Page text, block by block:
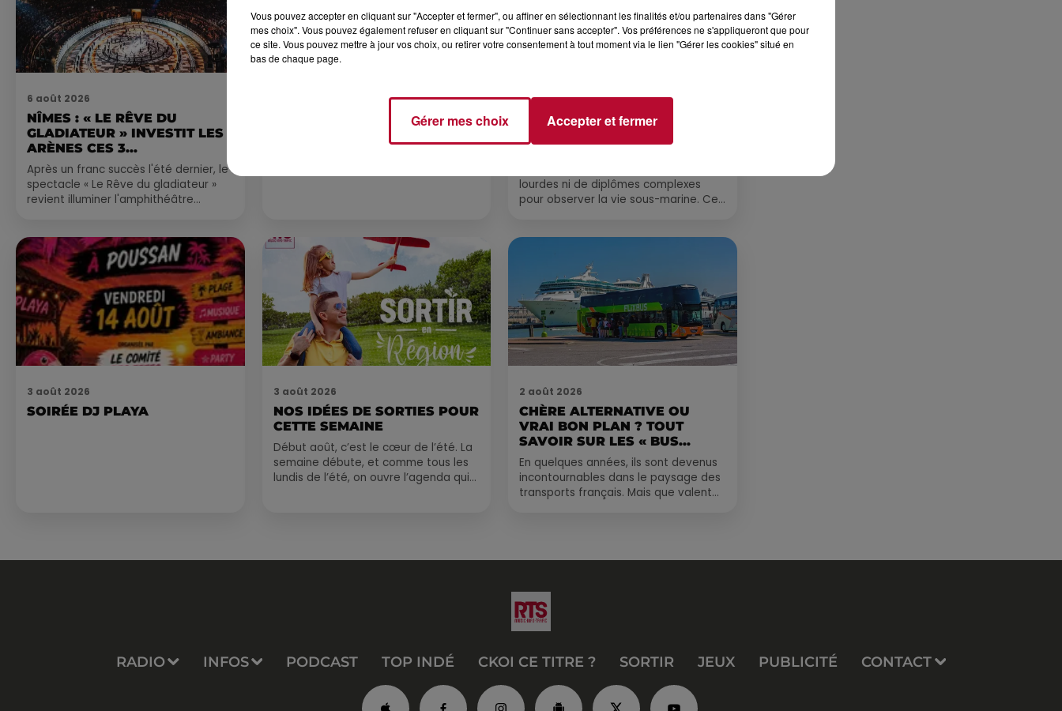
6 août 2026
NÎMES : « LE RÊVE DU
GLADIATEUR » INVESTIT LES
ARÈNES CES 3...
Après un franc succès l'été dernier, le
spectacle « Le Rêve du gladiateur »
revient illuminer l'amphithéâtre
FÊTE DE LA POLYNÉSIE À
4 août 2026
HÉRAULT, PYRÉNÉES-
ORIENTALES : TROIS SPOTS
DE SNORKELING À
lourdes ni de diplômes complexes
pour observer la vie sous-marine. Cet
3 août 2026
SOIRÉE DJ PLAYA
3 août 2026
NOS IDÉES DE SORTIES POUR
CETTE SEMAINE
Début août, c’est le cœur de l’été. La
semaine débute, et comme tous les
lundis de l’été, on ouvre l’agenda qui
2 août 2026
CHÈRE ALTERNATIVE OU
VRAI BON PLAN ? TOUT
SAVOIR SUR LES « BUS...
En quelques années, ils sont devenus
incontournables dans le paysage des
transports français. Mais que valent
RADIO INFOS PODCAST TOP INDÉ CKOI CE TITRE ? SORTIR JEUX PUBLICITÉ CONTACT
Vous pouvez accepter en cliquant sur "Accepter et fermer", ou affiner en sélectionnant les finalités et/ou partenaires dans "Gérer
mes choix". Vous pouvez également refuser en cliquant sur "Continuer sans accepter". Vos préférences ne s'appliqueront que pour
ce site. Vous pouvez mettre à jour vos choix, ou retirer votre consentement à tout moment via le lien "Gérer les cookies" situé en
bas de chaque page.
Gérer mes choix Accepter et fermer